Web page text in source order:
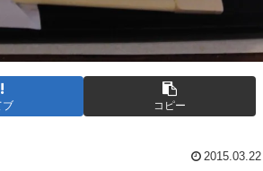
ブ コピー
2015.03.22